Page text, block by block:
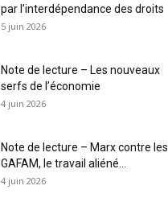
par l’interdépendance des droits
5 juin 2026
Note de lecture – Les nouveaux
serfs de l’économie
4 juin 2026
Note de lecture – Marx contre les
GAFAM, le travail aliéné...
4 juin 2026